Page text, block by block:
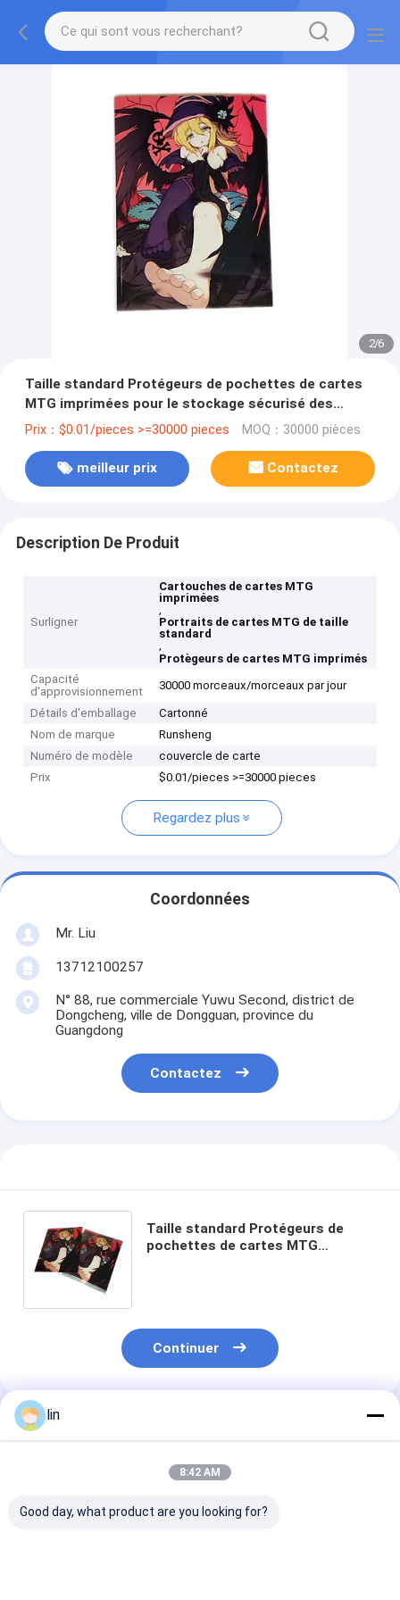
2/6
Taille standard Protégeurs de pochettes de cartes
MTG imprimées pour le stockage sécurisé des
cartes de trading
Prix：$0.01/pieces >=30000 pieces MOQ：30000 pièces
meilleur prix Contactez
Description De Produit
Surligner
Cartouches de cartes MTG
imprimées
,
Portraits de cartes MTG de taille
standard
,
Protègeurs de cartes MTG imprimés
Capacité
d'approvisionnement
30000 morceaux/morceaux par jour
Détails d'emballage
Cartonné
Nom de marque
Runsheng
Numéro de modèle
couvercle de carte
Prix
$0.01/pieces >=30000 pieces
Regardez plus
Coordonnées
Mr. Liu
13712100257
N° 88, rue commerciale Yuwu Second, district de
Dongcheng, ville de Dongguan, province du
Guangdong
Contactez
Taille standard Protégeurs de
pochettes de cartes MTG
Continuer
Produits Recommandés
lin
8:42 AM
Good day, what product are you looking for?